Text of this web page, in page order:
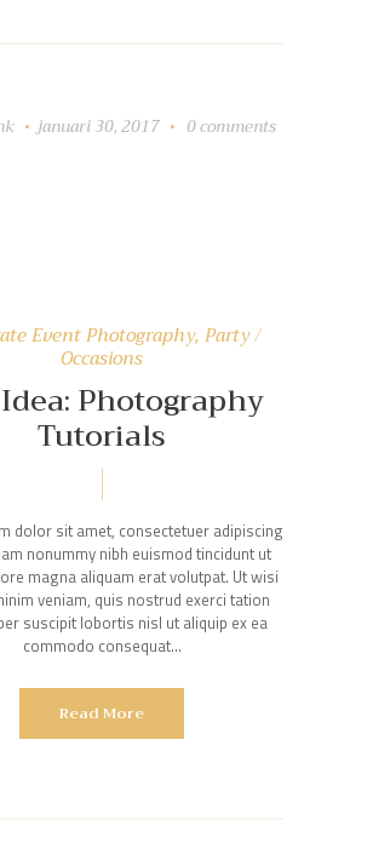
januari 30, 2017 0comments
Event Photography,Party /
Occasions
Photography
Tutorials
dolor sit amet, consectetuer adipiscing
nonummy nibh euismod tincidunt ut
magna aliquam erat volutpat. Ut wisi
veniam, quis nostrud exerci tation
suscipit lobortis nisl ut aliquip ex ea
commodo consequat…
Read More